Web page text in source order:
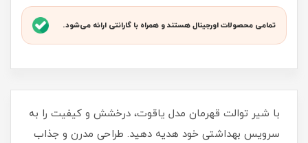
تمامی محصولات اورجینال هستند و همراه با گارانتی ارائه می‌شود.
با شیر توالت قهرمان مدل یاقوت، درخشش و کیفیت را به
سرویس بهداشتی خود هدیه دهید. طراحی مدرن و جذاب